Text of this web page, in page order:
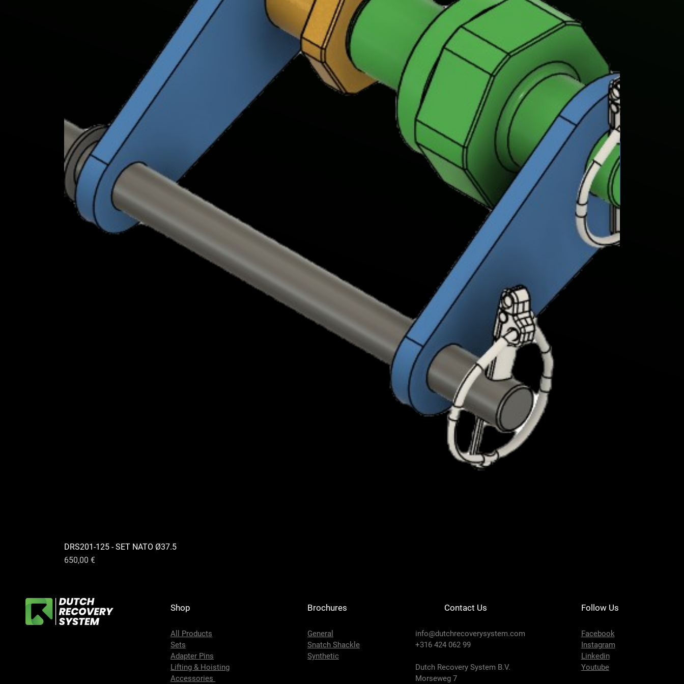
DRS201-125 - SET NATO Ø37.5
Prix
650,00 €
Shop
All Products
Sets
Adapter Pins
Lifting & Hoisting
Accessories
Brochures
General
Snatch Shackle
Synthetic
Contact Us
info@dutchrecoverysystem.com
+316 424 062 99
Dutch Recovery System B.V.
Morseweg 7
Follow Us
Facebook
Instagram
Linkedin
Youtube